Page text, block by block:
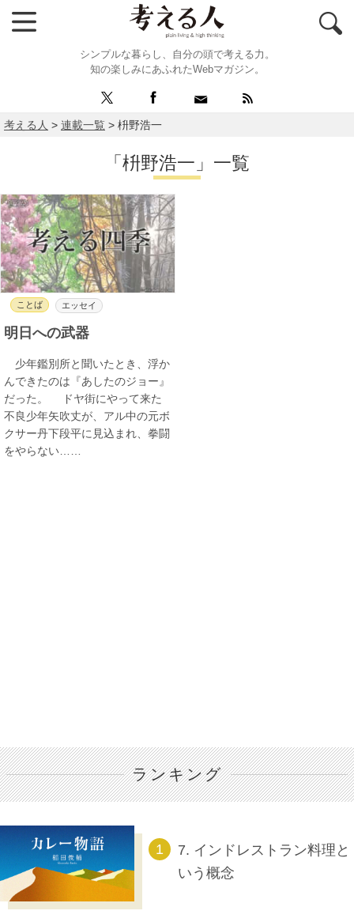
シンプルな暮らし、自分の頭で考える力。
知の楽しみにあふれたWebマガジン。
考える人 > 連載一覧 > 枡野浩一
「枡野浩一」一覧
ことば エッセイ
明日への武器
少年鑑別所と聞いたとき、浮か
んできたのは『あしたのジョー』
だった。 ドヤ街にやって来た
不良少年矢吹丈が、アル中の元ボ
クサー丹下段平に見込まれ、拳闘
をやらない……
ランキング
7. インドレストラン料理と
いう概念